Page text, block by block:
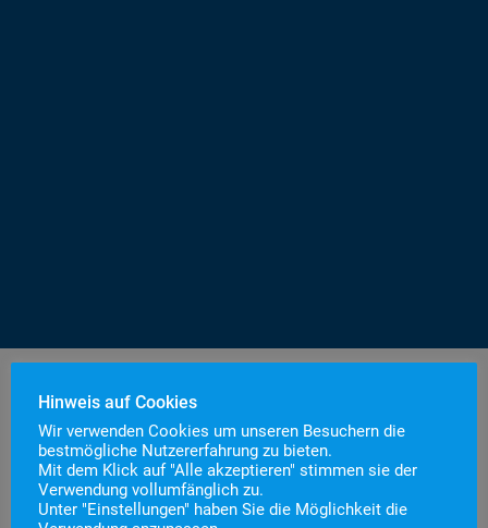
Hinweis auf Cookies
Wir verwenden Cookies um unseren Besuchern die
bestmögliche Nutzererfahrung zu bieten.
Mit dem Klick auf "Alle akzeptieren" stimmen sie der
Verwendung vollumfänglich zu.
Unter "Einstellungen" haben Sie die Möglichkeit die